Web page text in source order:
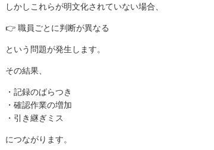
しかしこれらが明文化されていない場合、
👉 職員ごとに判断が異なる
という問題が発生します。
その結果、
・記録のばらつき
・確認作業の増加
・引き継ぎミス
につながります。